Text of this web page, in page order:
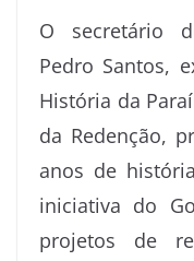
O secretário
Pedro Santos,
História da
da Redenção,
anos de
iniciativa do
projetos de